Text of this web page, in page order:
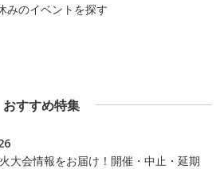
みのイベントを探す
おすすめ特集
大会情報をお届け！開催・中止・延期